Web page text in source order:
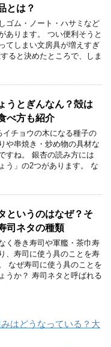
とは？
ゴム・ノート・ハサミなど
あります。 つい便利そうと
てしまい文房具が増えすぎ
ると決めたところで、しま
うとぎんなん？殻は
べ方も紹介
チョウの木になる種子の
や串焼き・炒め物の具材な
すね。 銀杏の読み方には
う」の2つがあります。 な
というのはなぜ？そ
司ネタの種類
く巻き寿司や軍艦・茶巾寿
、寿司に使う具のことを寿
なぜ寿司に使う具のことを
うか？ 寿司ネタと呼ばれる
はどうなっている？大